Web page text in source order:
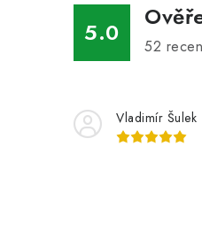
5.0 52
Vladimír Šulek